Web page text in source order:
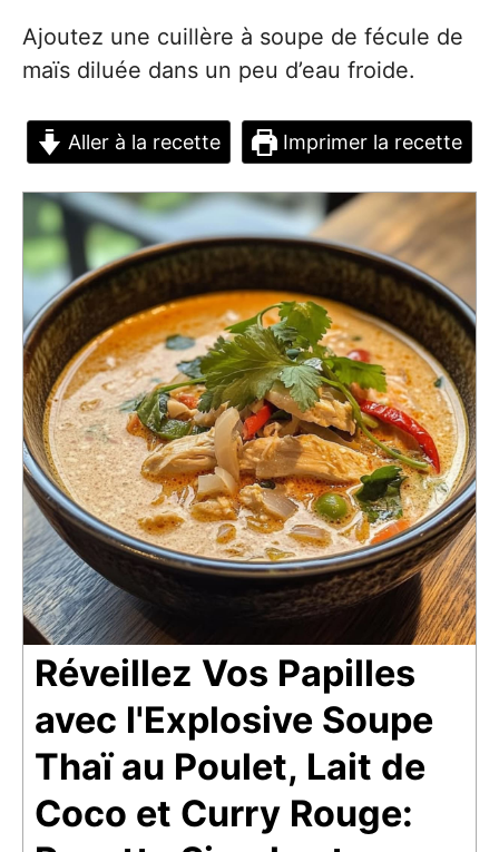
Ajoutez une cuillère à soupe de fécule de
maïs diluée dans un peu d’eau froide.
Aller à la recette Imprimer la recette
Réveillez Vos Papilles
avec l'Explosive Soupe
Thaï au Poulet, Lait de
Coco et Curry Rouge: